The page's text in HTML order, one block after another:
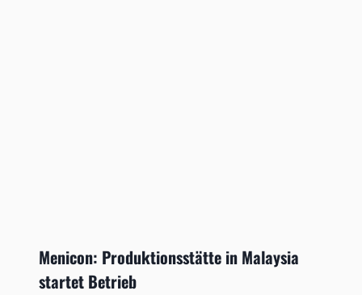
Menicon: Produktionsstätte in Malaysia
startet Betrieb